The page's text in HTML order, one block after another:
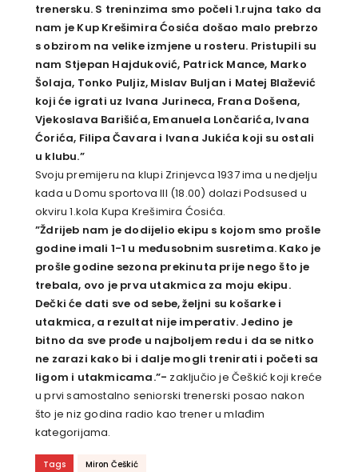
trenersku. S treninzima smo počeli 1.rujna tako da
nam je Kup Krešimira Ćosića došao malo prebrzo
s obzirom na velike izmjene u rosteru. Pristupili su
nam Stjepan Hajduković, Patrick Mance, Marko
Šolaja, Tonko Puljiz, Mislav Buljan i Matej Blažević
koji će igrati uz Ivana Jurineca, Frana Došena,
Vjekoslava Barišića, Emanuela Lončarića, Ivana
Ćorića, Filipa Čavara i Ivana Jukića koji su ostali
u klubu.”
Svoju premijeru na klupi Zrinjevca 1937 ima u nedjelju
kada u Domu sportova III (18.00) dolazi Podsused u
okviru 1.kola Kupa Krešimira Ćosića.
”Ždrijeb nam je dodijelio ekipu s kojom smo prošle
godine imali 1-1 u međusobnim susretima. Kako je
prošle godine sezona prekinuta prije nego što je
trebala, ovo je prva utakmica za moju ekipu.
Dečki će dati sve od sebe, željni su košarke i
utakmica, a rezultat nije imperativ. Jedino je
bitno da sve prođe u najboljem redu i da se nitko
ne zarazi kako bi i dalje mogli trenirati i početi sa
ligom i utakmicama.”- zaključio je Češkić koji kreće
u prvi samostalno seniorski trenerski posao nakon
što je niz godina radio kao trener u mlađim
kategorijama.
Tags Miron Češkić